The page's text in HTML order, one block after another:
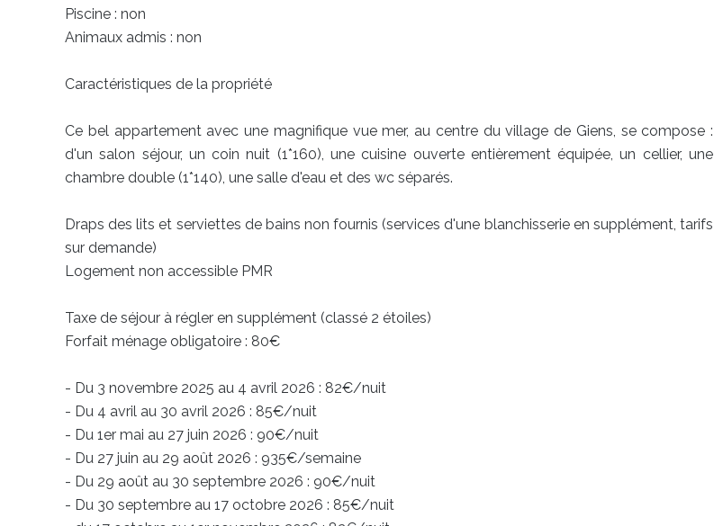
Piscine : non
Animaux admis : non
Caractéristiques de la propriété
Ce bel appartement avec une magnifique vue mer, au centre du village de Giens, se compose :
d'un salon séjour, un coin nuit (1*160), une cuisine ouverte entièrement équipée, un cellier, une
chambre double (1*140), une salle d'eau et des wc séparés.
Draps des lits et serviettes de bains non fournis (services d'une blanchisserie en supplément, tarifs
sur demande)
Logement non accessible PMR
Taxe de séjour à régler en supplément (classé 2 étoiles)
Forfait ménage obligatoire : 80€
- Du 3 novembre 2025 au 4 avril 2026 : 82€/nuit
- Du 4 avril au 30 avril 2026 : 85€/nuit
- Du 1er mai au 27 juin 2026 : 90€/nuit
- Du 27 juin au 29 août 2026 : 935€/semaine
- Du 29 août au 30 septembre 2026 : 90€/nuit
- Du 30 septembre au 17 octobre 2026 : 85€/nuit